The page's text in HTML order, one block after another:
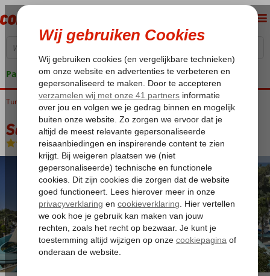
Pakketgarantie
Home
Turkije Turkse Riviera Alanya Konakli Saphir Hotel & Villas
Saphir Hotel & Villas
Ultra All Inclusive-Hotel